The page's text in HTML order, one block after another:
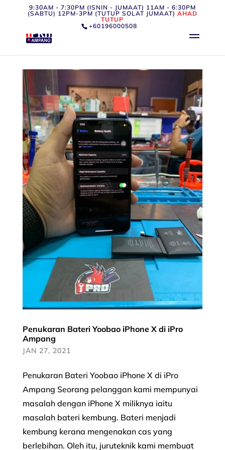
9:30AM - 7:30PM (ISNIN - JUMAAT) 11AM - 6:30PM
(SABTU) 12PM-3PM (TUTUP SOLAT JUMAAT) AHAD
TUTUP
+60196000508
Penukaran Bateri Yoobao iPhone X di iPro
Ampang
JAN 27, 2021
Penukaran Bateri Yoobao iPhone X di iPro
Ampang Seorang pelanggan kami mempunyai
masalah dengan iPhone X miliknya iaitu
masalah bateri kembung. Bateri menjadi
kembung kerana mengenakan cas yang
berlebihan. Oleh itu, juruteknik kami membuat